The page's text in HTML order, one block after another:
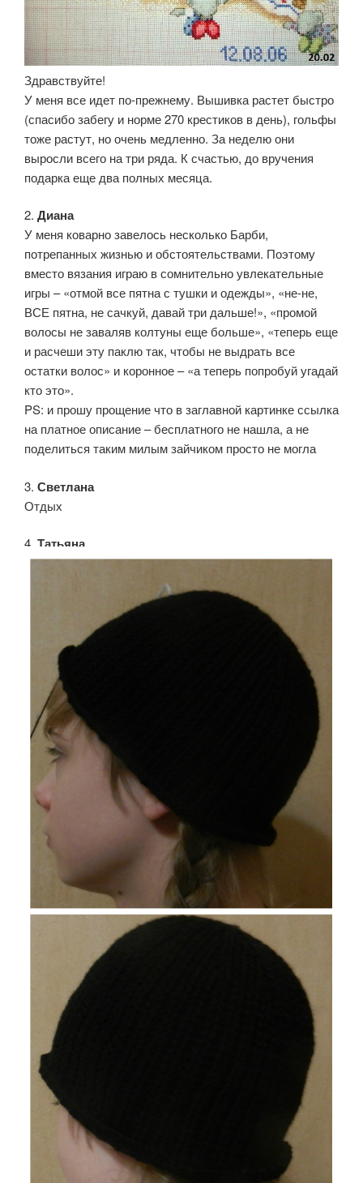
Здравствуйте!
У меня все идет по-прежнему. Вышивка растет быстро
(спасибо забегу и норме 270 крестиков в день), гольфы
тоже растут, но очень медленно. За неделю они
выросли всего на три ряда. К счастью, до вручения
подарка еще два полных месяца.
2. Диана
У меня коварно завелось несколько Барби,
потрепанных жизнью и обстоятельствами. Поэтому
вместо вязания играю в сомнительно увлекательные
игры – «отмой все пятна с тушки и одежды», «не-не,
ВСЕ пятна, не сачкуй, давай три дальше!», «промой
волосы не заваляв колтуны еще больше», «теперь еще
и расчеши эту паклю так, чтобы не выдрать все
остатки волос» и коронное – «а теперь попробуй угадай
кто это».
PS: и прошу прощение что в заглавной картинке ссылка
на платное описание – бесплатного не нашла, а не
поделиться таким милым зайчиком просто не могла
3. Светлана
Отдых
4. Татьяна